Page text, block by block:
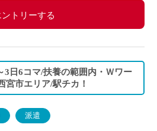
ントリーする
3日6コマ/扶養の範囲内・Ｗワー
宮市エリア/駅チカ！
派遣